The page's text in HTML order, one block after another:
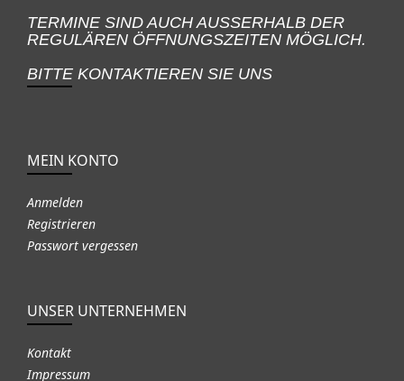
TERMINE SIND AUCH AUSSERHALB DER
REGULÄREN ÖFFNUNGSZEITEN MÖGLICH.
BITTE KONTAKTIEREN SIE UNS
MEIN KONTO
Anmelden
Registrieren
Passwort vergessen
UNSER UNTERNEHMEN
Kontakt
Impressum